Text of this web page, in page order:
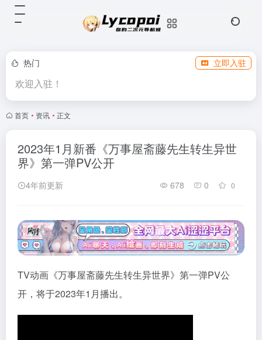
热门 立即入驻
欢迎入驻！
首页 • 资讯 • 正文
2023年1月新番《万事屋斋藤先生转生异世
界》第一弹PV公开
4年前更新 678 0 0
TV动画《万事屋斋藤先生转生异世界》第一弹PV公
开，将于2023年1月播出。